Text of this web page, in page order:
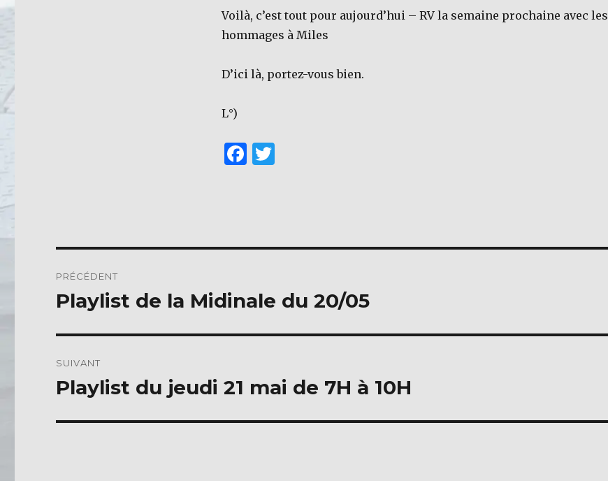
Voilà, c’est tout pour aujourd’hui – RV la semaine prochaine avec les
hommages à Miles
D’ici là, portez-vous bien.
L°)
F
b
o
k
T
r
de
PRÉCÉDENT
Publication
Playlist de la Midinale du 20/05
SUIVANT
Publication
Playlist du jeudi 21 mai de 7H à 10H